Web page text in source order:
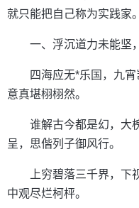
就只能把自己称为实践
一、浮沉道力未能坚
四海应无*乐国，九
意真堪栩栩然。
谁解古今都是幻，大
呈，思偕列子御风行。
上穷碧落三千界，下
中观尽烂柯枰。